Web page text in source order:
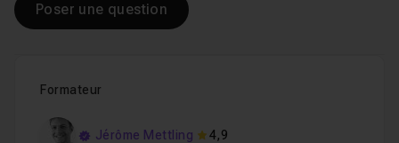
Formateur
Jérôme Mettling 4,9
Poser une question